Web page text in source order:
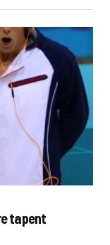
tapent